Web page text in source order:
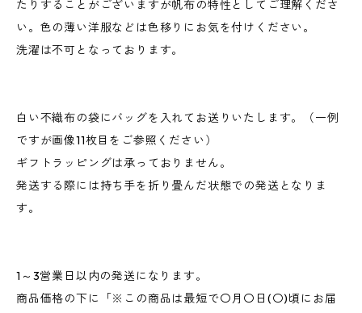
たりすることがございますが帆布の特性としてご理解くださ
い。色の薄い洋服などは色移りにお気を付けください。
洗濯は不可となっております。
白い不織布の袋にバッグを入れてお送りいたします。（一例
ですが画像11枚目をご参照ください）
ギフトラッピングは承っておりません。
発送する際には持ち手を折り畳んだ状態での発送となりま
す。
1～3営業日以内の発送になります。
商品価格の下に「※この商品は最短で〇月〇日(〇)頃にお届